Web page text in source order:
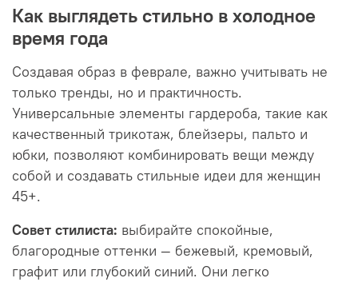
Как выглядеть стильно в холодное
время года
Создавая образ в феврале, важно учитывать не
только тренды, но и практичность.
Универсальные элементы гардероба, такие как
качественный трикотаж, блейзеры, пальто и
юбки, позволяют комбинировать вещи между
собой и создавать стильные идеи для женщин
45+.
Совет стилиста: выбирайте спокойные,
благородные оттенки — бежевый, кремовый,
графит или глубокий синий. Они легко